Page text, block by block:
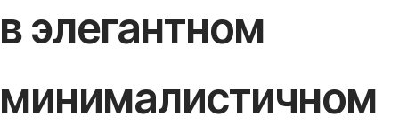
в элегантном
минималистичном